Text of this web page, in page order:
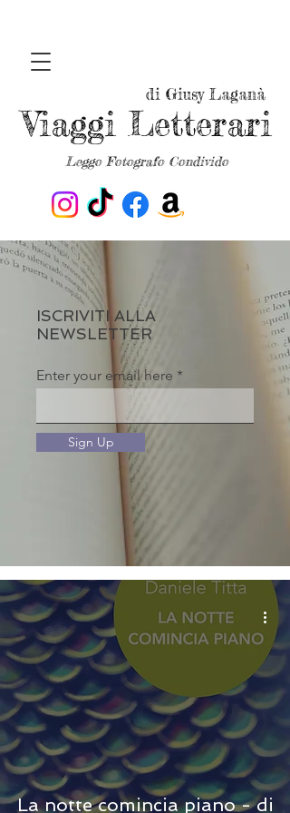
Leggo Fotografo Condivido
Viaggi Letterari
di Giusy Laganà
ISCRIVITI ALLA
NEWSLETTER
Enter your email here
Sign Up
La notte comincia piano - di